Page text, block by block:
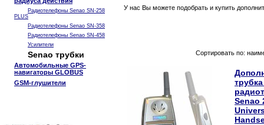
Радиотелефоны Senao SN-258
PLUS
Радиотелефоны Senao SN-358
Радиотелефоны Senao SN-458
Усилители
Senao трубки
Автомобильные GPS-
навигаторы GLOBUS
GSM-глушители
У нас Вы можете подобрать и купить
Сортировать по:
Senao